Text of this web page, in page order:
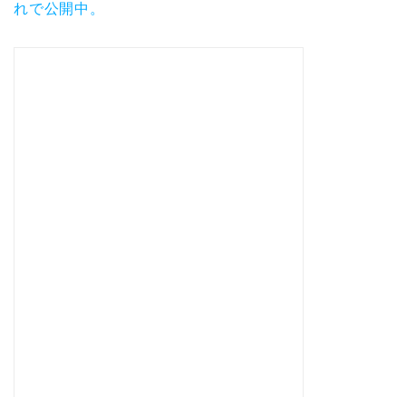
れで公開中。